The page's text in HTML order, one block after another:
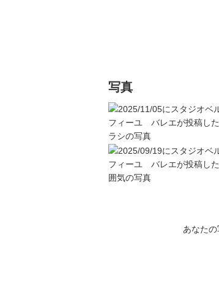
写真
あなた